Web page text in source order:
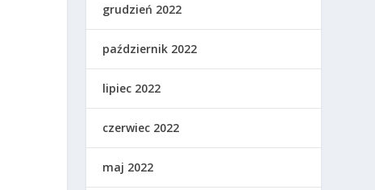
grudzień 2022
październik 2022
lipiec 2022
czerwiec 2022
maj 2022